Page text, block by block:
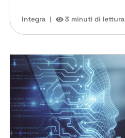
Integra 3 minuti di lettura